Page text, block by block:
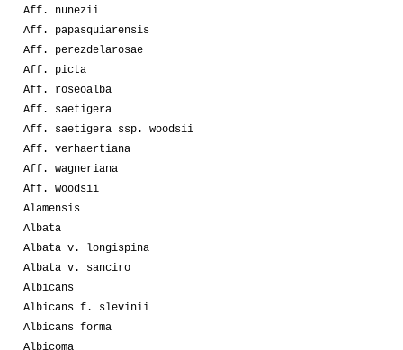
Aff. nunezii
Aff. papasquiarensis
Aff. perezdelarosae
Aff. picta
Aff. roseoalba
Aff. saetigera
Aff. saetigera ssp. woodsii
Aff. verhaertiana
Aff. wagneriana
Aff. woodsii
Alamensis
Albata
Albata v. longispina
Albata v. sanciro
Albicans
Albicans f. slevinii
Albicans forma
Albicoma